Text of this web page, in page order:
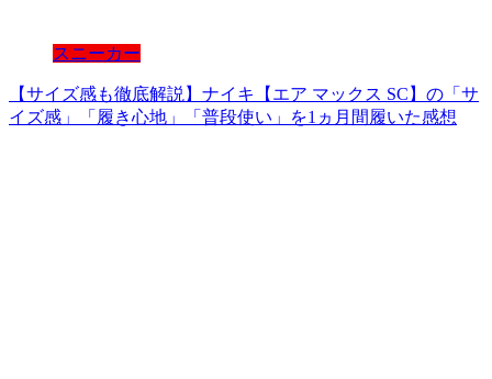
スニーカー
【サイズ感も徹底解説】ナイキ【エア マックス SC】の「サ
イズ感」「履き心地」「普段使い」を1ヵ月間履いた感想